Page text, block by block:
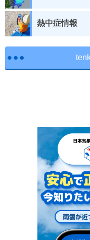
熱中症情報